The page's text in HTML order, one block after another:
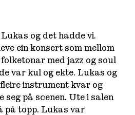
Lukas og det hadde vi.
ein konsert som mellom
med jazz og soul
var kul og ekte. Lukas og
instrument kvar og
seg på scenen. Ute i salen
på topp. Lukas var